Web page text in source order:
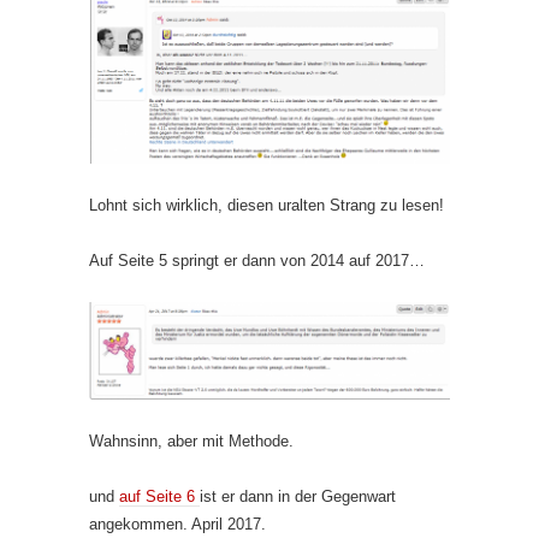
Lohnt sich wirklich, diesen uralten Strang zu lesen!
Auf Seite 5 springt er dann von 2014 auf 2017…
Wahnsinn, aber mit Methode.
und auf Seite 6 ist er dann in der Gegenwart
angekommen. April 2017.